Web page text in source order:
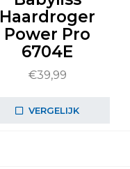
Haardroger
Power Pro
6704E
€39,99
VERGELIJK